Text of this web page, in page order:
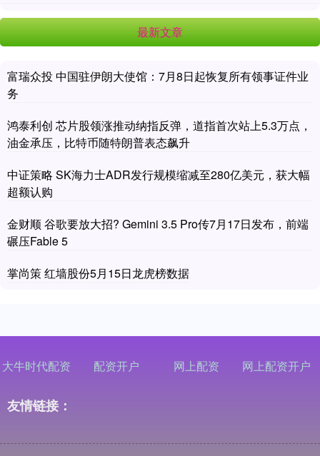
最新文章
富瑞众投 中国驻伊朗大使馆：7月8日起恢复所有领事证件业
务
鸿泰利创 芯片股领涨推动纳指反弹，道指首次站上5.3万点，
油金承压，比特币随特朗普表态飙升
中证策略 SK海力士ADR发行规模缩减至280亿美元，获大幅
超额认购
金财顺 谷歌要放大招? Gemini 3.5 Pro传7月17日发布，前端
碾压Fable 5
掌尚策 红墙股份5月15日龙虎榜数据
大牛时代配资 配资开户 网上配资 网上配资开户
友情链接：